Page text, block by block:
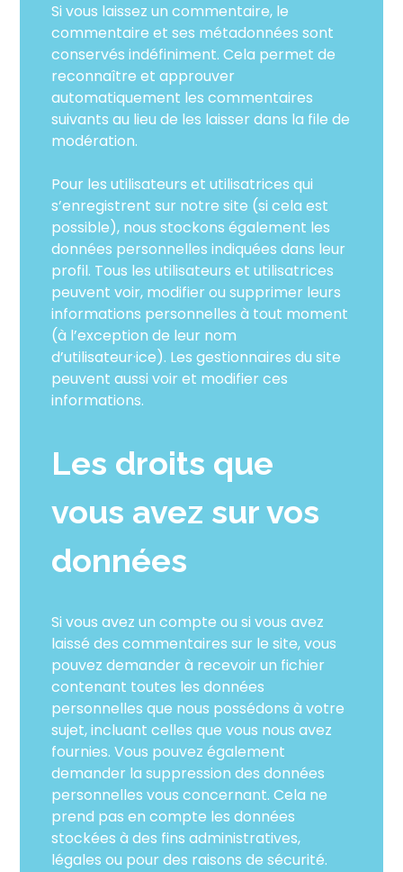
Si vous laissez un commentaire, le
commentaire et ses métadonnées sont
conservés indéfiniment. Cela permet de
reconnaître et approuver
automatiquement les commentaires
suivants au lieu de les laisser dans la file de
modération.
Pour les utilisateurs et utilisatrices qui
s’enregistrent sur notre site (si cela est
possible), nous stockons également les
données personnelles indiquées dans leur
profil. Tous les utilisateurs et utilisatrices
peuvent voir, modifier ou supprimer leurs
informations personnelles à tout moment
(à l’exception de leur nom
d’utilisateur·ice). Les gestionnaires du site
peuvent aussi voir et modifier ces
informations.
Les droits que
vous avez sur vos
données
Si vous avez un compte ou si vous avez
laissé des commentaires sur le site, vous
pouvez demander à recevoir un fichier
contenant toutes les données
personnelles que nous possédons à votre
sujet, incluant celles que vous nous avez
fournies. Vous pouvez également
demander la suppression des données
personnelles vous concernant. Cela ne
prend pas en compte les données
stockées à des fins administratives,
légales ou pour des raisons de sécurité.